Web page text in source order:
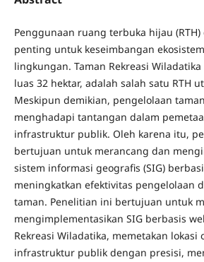
Penggunaan ruang terbuka hijau
penting untuk keseimbangan
lingkungan. Taman Rekreasi
luas 32 hektar, adalah salah satu RTH
Meskipun demikian, pengelolaan
menghadapi tantangan dalam
infrastruktur publik. Oleh karena itu,
bertujuan untuk merancang dan
sistem informasi geografis (SIG)
meningkatkan efektivitas pengelolaan
taman. Penelitian ini bertujuan untuk
mengimplementasikan SIG berbasis
Rekreasi Wiladatika, memetakan lokasi
infrastruktur publik dengan presisi,